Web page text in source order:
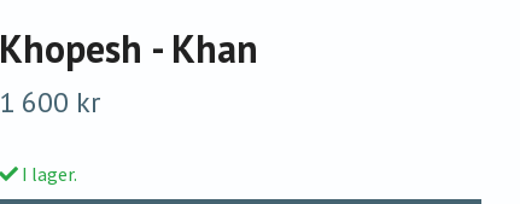
Khopesh - Khan
1 600 kr
I lager.